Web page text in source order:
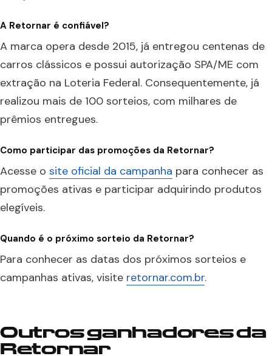
A Retornar é confiável?
A marca opera desde 2015, já entregou centenas de
carros clássicos e possui autorização SPA/ME com
extração na Loteria Federal. Consequentemente, já
realizou mais de 100 sorteios, com milhares de
prêmios entregues.
Como participar das promoções da Retornar?
Acesse o site oficial da campanha para conhecer as
promoções ativas e participar adquirindo produtos
elegíveis.
Quando é o próximo sorteio da Retornar?
Para conhecer as datas dos próximos sorteios e
campanhas ativas, visite retornar.com.br.
Outros ganhadores da
Retornar